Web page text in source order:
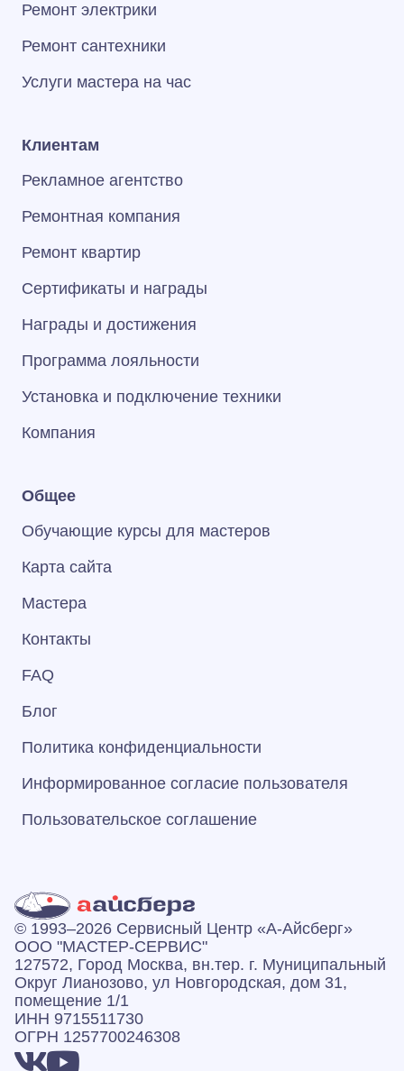
Ремонт электрики
Ремонт сантехники
Услуги мастера на час
Клиентам
Рекламное агентство
Ремонтная компания
Ремонт квартир
Сертификаты и награды
Награды и достижения
Программа лояльности
Установка и подключение техники
Компания
Общее
Обучающие курсы для мастеров
Карта сайта
Мастера
Контакты
FAQ
Блог
Политика конфиденциальности
Информированное согласие пользователя
Пользовательское соглашение
© 1993–2026 Сервисный Центр «А‑Айсберг»
ООО "МАСТЕР-СЕРВИС"
127572, Город Москва, вн.тер. г. Муниципальный
Округ Лианозово, ул Новгородская, дом 31,
помещение 1/1
ИНН 9715511730
ОГРН 1257700246308